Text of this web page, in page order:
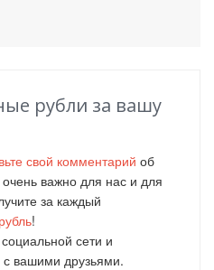
рубли за вашу
свой комментарий об
важно для нас и для
за каждый
!
сети и
вашими друзьями.